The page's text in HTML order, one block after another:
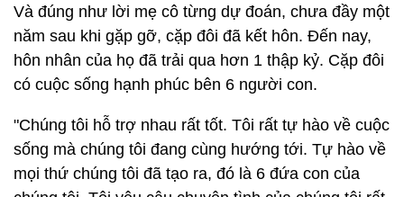
Và đúng như lời mẹ cô từng dự đoán, chưa đầy một
năm sau khi gặp gỡ, cặp đôi đã kết hôn. Đến nay,
hôn nhân của họ đã trải qua hơn 1 thập kỷ. Cặp đôi
có cuộc sống hạnh phúc bên 6 người con.
"Chúng tôi hỗ trợ nhau rất tốt. Tôi rất tự hào về cuộc
sống mà chúng tôi đang cùng hướng tới. Tự hào về
mọi thứ chúng tôi đã tạo ra, đó là 6 đứa con của